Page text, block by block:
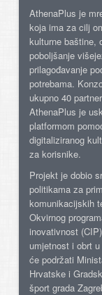
AthenaPlus je
koja ima za cilj
kulturne baštine,
poboljšanje
prilagođavanje
potrebama.
ukupno 40
AthenaPlus je
platformom
digitaliziranog
za korisnike.
Projekt je dobio
politikama za
komunikacijskih
Okvirnog
inovativnost
umjetnost i obrt
će podržati
Hrvatske i
šport grada